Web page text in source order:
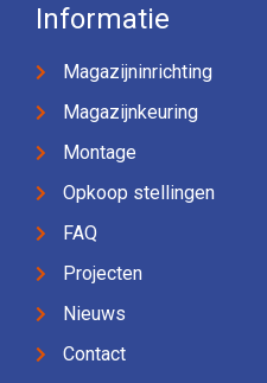
Informatie
Magazijninrichting
Magazijnkeuring
Montage
Opkoop stellingen
FAQ
Projecten
Nieuws
Contact